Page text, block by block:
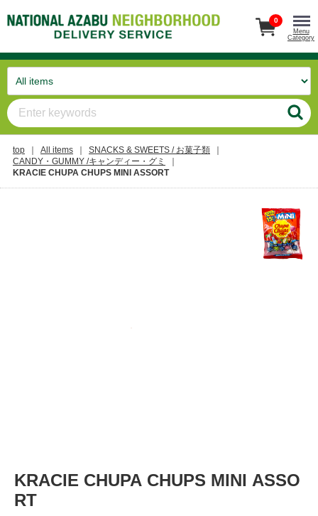
0
Menu
Category
top All items
SNACKS & SWEETS / お菓子類
CANDY・GUMMY /キャンディー・グミ
KRACIE CHUPA CHUPS MINI ASSORT
KRACIE CHUPA CHUPS MINI ASSO
RT